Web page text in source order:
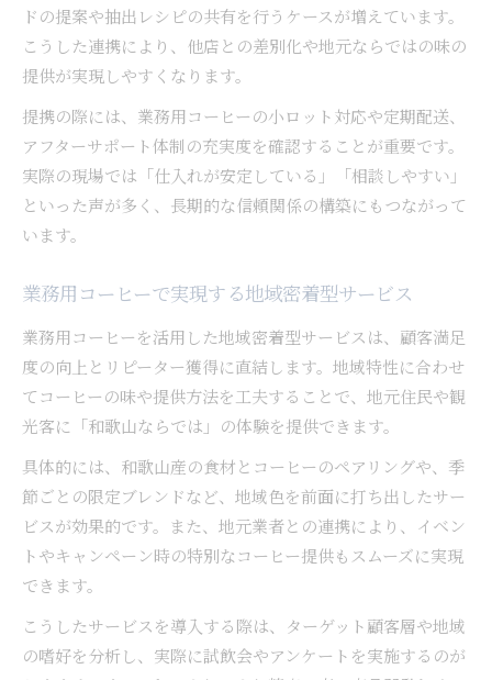
ドの提案や抽出レシピの共有を行うケースが増えています。
こうした連携により、他店との差別化や地元ならではの味の
提供が実現しやすくなります。
提携の際には、業務用コーヒーの小ロット対応や定期配送、
アフターサポート体制の充実度を確認することが重要です。
実際の現場では「仕入れが安定している」「相談しやすい」
といった声が多く、長期的な信頼関係の構築にもつながって
います。
業務用コーヒーで実現する地域密着型サービス
業務用コーヒーを活用した地域密着型サービスは、顧客満足
度の向上とリピーター獲得に直結します。地域特性に合わせ
てコーヒーの味や提供方法を工夫することで、地元住民や観
光客に「和歌山ならでは」の体験を提供できます。
具体的には、和歌山産の食材とコーヒーのペアリングや、季
節ごとの限定ブレンドなど、地域色を前面に打ち出したサー
ビスが効果的です。また、地元業者との連携により、イベン
トやキャンペーン時の特別なコーヒー提供もスムーズに実現
できます。
こうしたサービスを導入する際は、ターゲット顧客層や地域
の嗜好を分析し、実際に試飲会やアンケートを実施するのが